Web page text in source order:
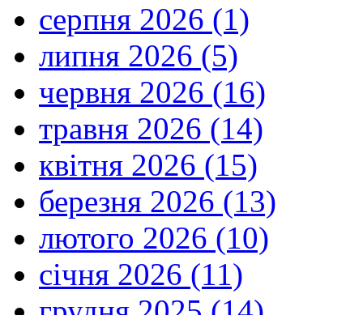
серпня 2026 (1)
липня 2026 (5)
червня 2026 (16)
травня 2026 (14)
квітня 2026 (15)
березня 2026 (13)
лютого 2026 (10)
січня 2026 (11)